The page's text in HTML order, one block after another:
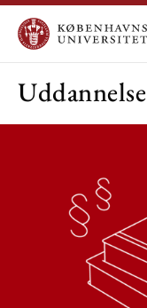
Uddannelse